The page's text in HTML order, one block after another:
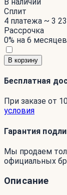
Сплит
4 платежа ~ 3
Рассрочка
0% на 6 месяцев
В корзину
Бесплатная
При заказе от
условия
Гарантия
Мы продаем
официальных
Описание